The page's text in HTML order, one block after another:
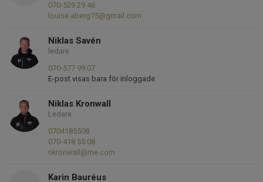
070-529 29 46
louise.aberg75@gmail.com
Niklas Savén
ledare
070-577 99 07
E-post visas bara för inloggade
Niklas Kronwall
Ledare
0704185508
070-418 55 08
nkronwall@me.com
Karin Bauréus